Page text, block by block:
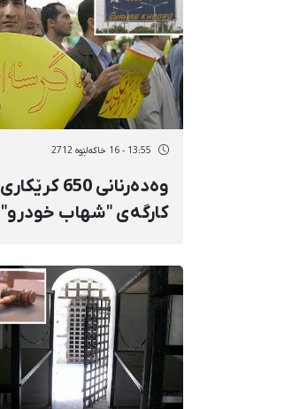
13:55 - 16 خاکەلێوه 2712
وەدەرنانی 650 كرێكاری
كارگەی "شهاب خودرو"